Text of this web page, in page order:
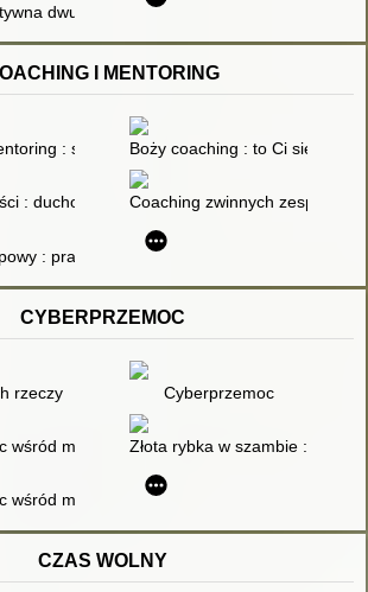
dwubiegunowa (ChAD) u nastolatków
I MENTORING
: strategie, taktyki, techniki
Boży coaching : to Ci się
: duchowy coaching dla kobiet
Coaching zwinnych zespołów
: praktyczny przewodnik dla liderów,
CYBERPRZEMOC
rzeczy Cyberprzemoc
wśród młodzieży : zestawienie bibliograficzne
Złota rybka w szambie : jak
wśród młodzieży : na podstawie
CZAS WOLNY